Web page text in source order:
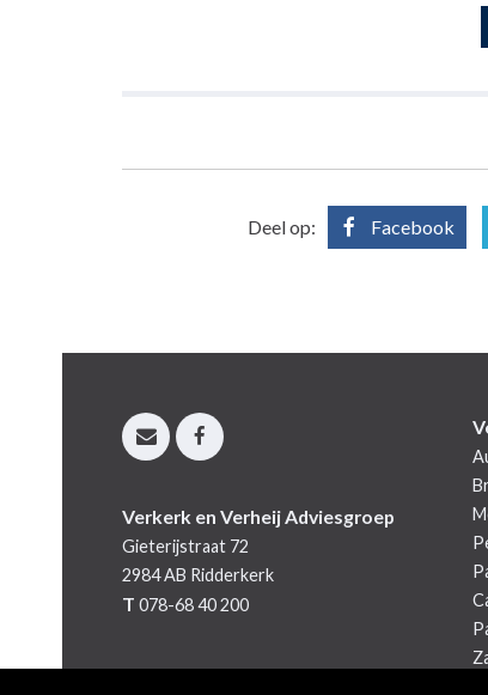
Deel op: Facebook
Verkerk en Verheij Adviesgroep
Gieterijstraat 72
2984 AB Ridderkerk
T 078-68 40 200